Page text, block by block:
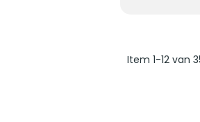
Item 1-12 van